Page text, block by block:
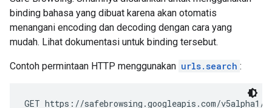
binding bahasa yang dibuat karena akan otomatis
menangani encoding dan decoding dengan cara yang
mudah. Lihat dokumentasi untuk binding tersebut.
Contoh permintaan HTTP menggunakan urls.search :